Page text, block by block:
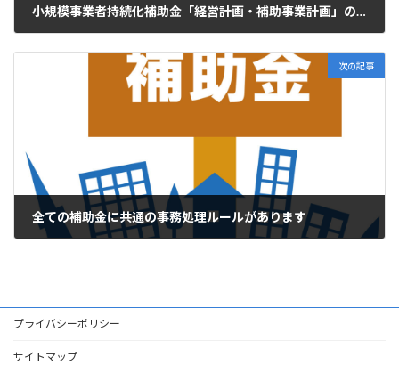
小規模事業者持続化補助金「経営計画・補助事業計画」の書き方
次の記事
全ての補助金に共通の事務処理ルールがあります
プライバシーポリシー
サイトマップ